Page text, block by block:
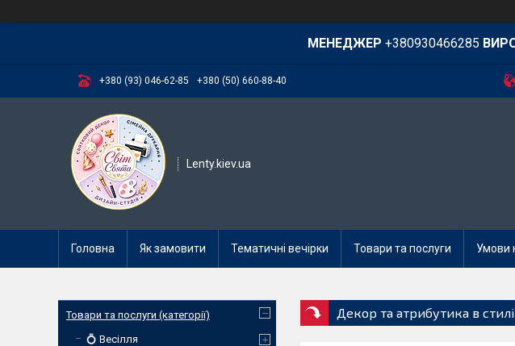
МЕНЕДЖЕР +380930466285
+380 (93) 046-62-85 +380 (50) 660-88-40
Lenty.kiev.ua
Головна Як замовити Тематичні вечірки Товари та послуги Умови
Декор та атрибутика в
Товари та послуги (категорії)
💍 Весілля